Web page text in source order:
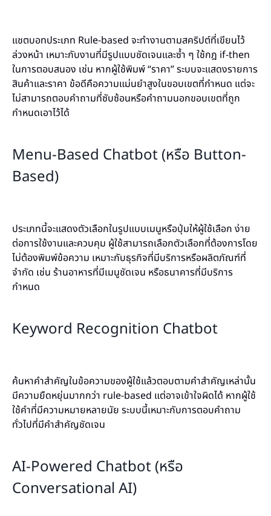
แชตบอทประเภท Rule-based จะทำงานตามสคริปต์ที่เขียนไว้
ล่วงหน้า เหมาะกับงานที่มีรูปแบบชัดเจนและซ้ำ ๆ ใช้กฎ if-then
ในการตอบสนอง เช่น หากผู้ใช้พิมพ์ “ราคา” ระบบจะแสดงรายการ
สินค้าและราคา ข้อดีคือความแม่นยำสูงในขอบเขตที่กำหนด แต่จะ
ไม่สามารถตอบคำถามที่ซับซ้อนหรือคำถามนอกขอบเขตที่ถูก
กำหนดเอาไว้ได้
Menu-Based Chatbot (หรือ Button-
Based)
ประเภทนี้จะแสดงตัวเลือกในรูปแบบเมนูหรือปุ่มให้ผู้ใช้เลือก ง่าย
ต่อการใช้งานและควบคุม ผู้ใช้สามารถเลือกตัวเลือกที่ต้องการโดย
ไม่ต้องพิมพ์ข้อความ เหมาะกับธุรกิจที่มีบริการหรือผลิตภัณฑ์ที่
จำกัด เช่น ร้านอาหารที่มีเมนูชัดเจน หรือธนาคารที่มีบริการ
กำหนด
Keyword Recognition Chatbot
ค้นหาคำสำคัญในข้อความของผู้ใช้แล้วตอบตามคำสำคัญเหล่านั้น
มีความยืดหยุ่นมากกว่า rule-based แต่อาจเข้าใจผิดได้ หากผู้ใช้
ใช้คำที่มีความหมายหลายนัย ระบบนี้เหมาะกับการตอบคำถาม
ทั่วไปที่มีคำสำคัญชัดเจน
AI-Powered Chatbot (หรือ
Conversational AI)